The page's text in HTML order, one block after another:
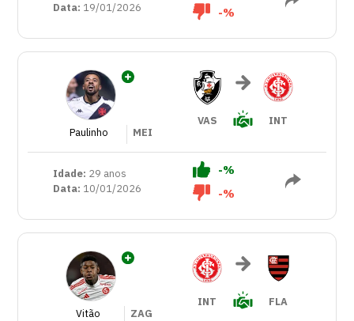
Data: 19/01/2026
-%
Paulinho MEI
VAS INT
Idade: 29 anos
Data: 10/01/2026
-%
-%
Vitão ZAG
INT FLA